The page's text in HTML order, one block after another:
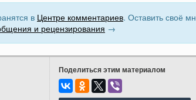
в Центре комментариев. Оставить своё
и рецензирования →
Поделиться этим материалом